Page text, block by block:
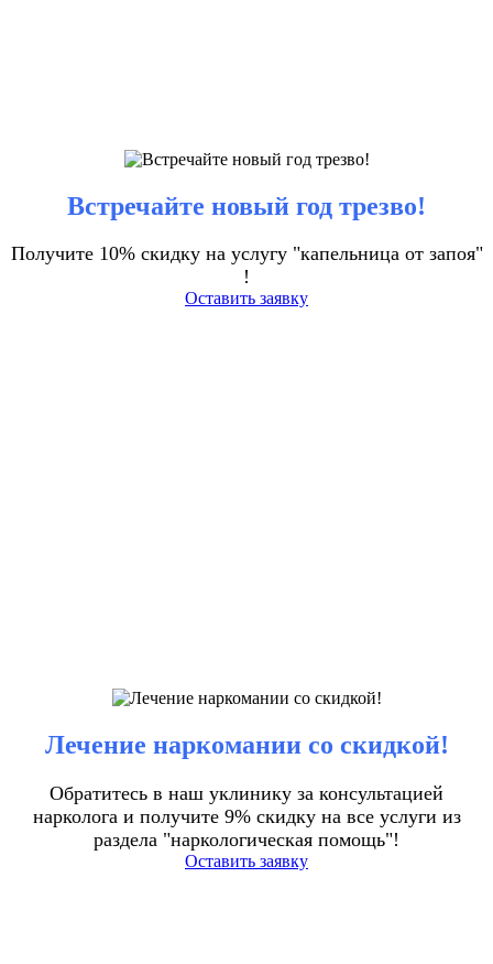
Встречайте новый год трезво!
Получите 10% скидку на услугу "капельница от запоя"
!
Оставить заявку
Лечение наркомании со скидкой!
Обратитесь в наш уклинику за консультацией
нарколога и получите 9% скидку на все услуги из
раздела "наркологическая помощь"!
Оставить заявку